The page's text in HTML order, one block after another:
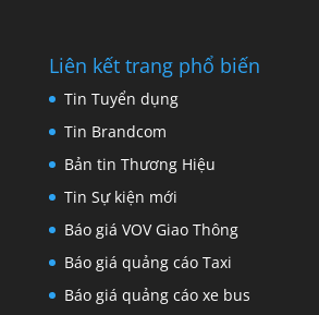
Liên kết trang phổ biến
Tin Tuyển dụng
Tin Brandcom
Bản tin Thương Hiệu
Tin Sự kiện mới
Báo giá VOV Giao Thông
Báo giá quảng cáo Taxi
Báo giá quảng cáo xe bus